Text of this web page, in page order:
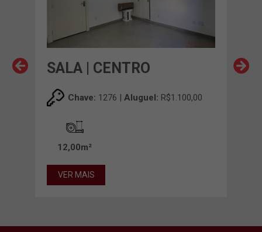
SALA | CENTRO
Chave: 1276 | Aluguel: R$1.100,00
12,00m²
VER MAIS